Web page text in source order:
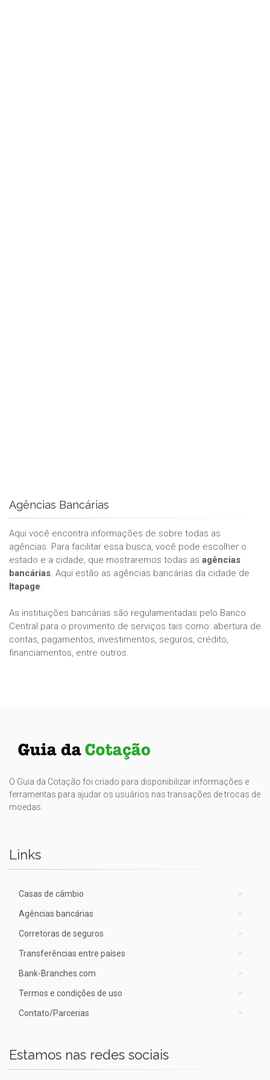
Agências Bancárias
Aqui você encontra informações de sobre todas as
agências. Para facilitar essa busca, você pode escolher o
estado e a cidade, que mostraremos todas as agências
bancárias. Aqui estão as agências bancárias da cidade de
Itapage.
As instituições bancárias são regulamentadas pelo Banco
Central para o provimento de serviços tais como: abertura de
contas, pagamentos, investimentos, seguros, crédito,
financiamentos, entre outros.
O Guia da Cotação foi criado para disponibilizar informações e
ferramentas para ajudar os usuários nas transações de trocas de
moedas.
Links
Casas de câmbio
Agências bancárias
Corretoras de seguros
Transferências entre países
Bank-Branches.com
Termos e condições de uso
Contato/Parcerias
Estamos nas redes sociais